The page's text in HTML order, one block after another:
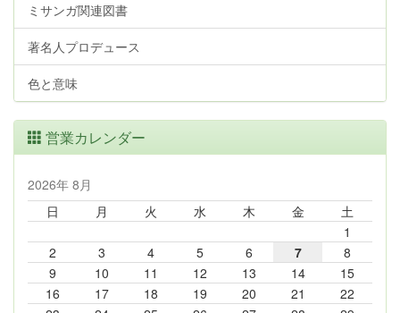
ミサンガ関連図書
著名人プロデュース
色と意味
営業カレンダー
2026年 8月
日
月 火 水 木 金
土
1
2
3 4 5 6 7
8
9
10 11 12 13 14
15
16
17 18 19 20 21
22